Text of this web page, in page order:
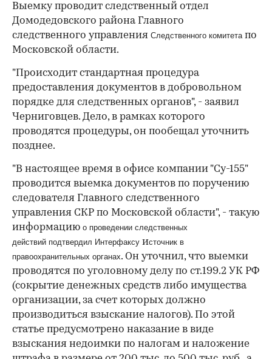
Выемку проводит следственный отдел
Домодедовского района Главного
следственного управления Следственного комитета по
Московской области.
"Происходит стандартная процедура
предоставления документов в добровольном
порядке для следственных органов", - заявил
Черниговцев. Дело, в рамках которого
проводятся процедуры, он пообещал уточнить
позднее.
"В настоящее время в офисе компании "Су-155"
проводится выемка документов по поручению
следователя Главного следственного
управления СКР по Московской области", - такую
информацию о проведении следственных
действий подтвердил Интерфаксу источник в
правоохранительных органах. Он уточнил, что выемки
проводятся по уголовному делу по ст.199.2 УК РФ
(сокрытие денежных средств либо имущества
организации, за счет которых должно
производиться взыскание налогов). По этой
статье предусмотрено наказание в виде
взыскания недоимки по налогам и наложение